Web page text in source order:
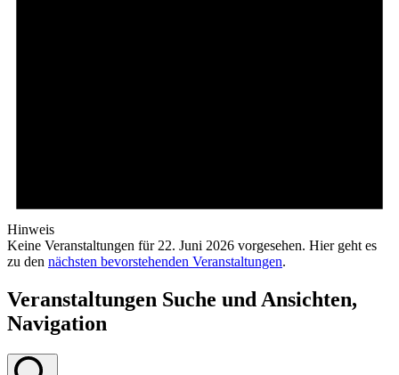
Hinweis
Keine Veranstaltungen für 22. Juni 2026 vorgesehen. Hier geht es
zu den nächsten bevorstehenden Veranstaltungen.
Veranstaltungen Suche und Ansichten,
Navigation